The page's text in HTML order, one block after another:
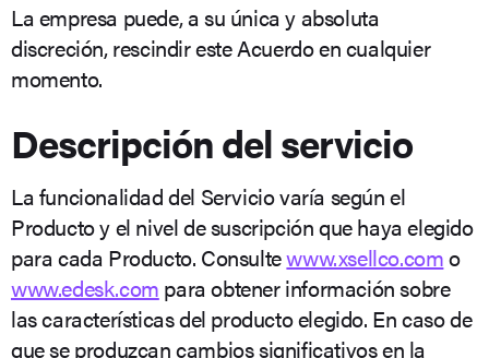
La empresa puede, a su única y absoluta
discreción, rescindir este Acuerdo en cualquier
momento.
Descripción del servicio
La funcionalidad del Servicio varía según el
Producto y el nivel de suscripción que haya elegido
para cada Producto. Consultewww.xsellco.como
www.edesk.com para obtener información sobre
las características del producto elegido. En caso de
que se produzcan cambios significativos en la